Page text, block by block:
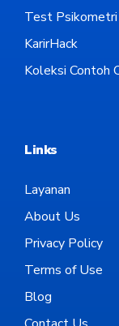
Test Psikometri
KarirHack
Koleksi Contoh
Links
Layanan
About Us
Privacy Policy
Terms of Use
Blog